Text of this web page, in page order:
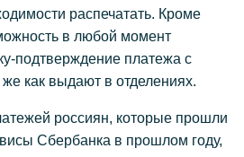
распечатать. Кроме
в любой момент
подтверждение платежа с
как выдают в отделениях.
россиян, которые прошли
Сбербанка в прошлом году,